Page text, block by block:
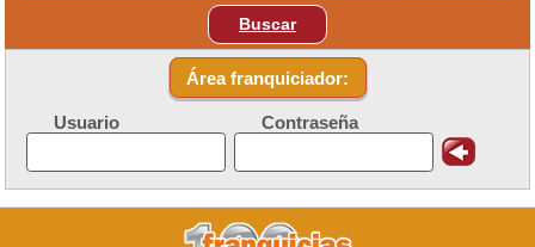
Buscar
Área franquiciador:
Usuario Contraseña